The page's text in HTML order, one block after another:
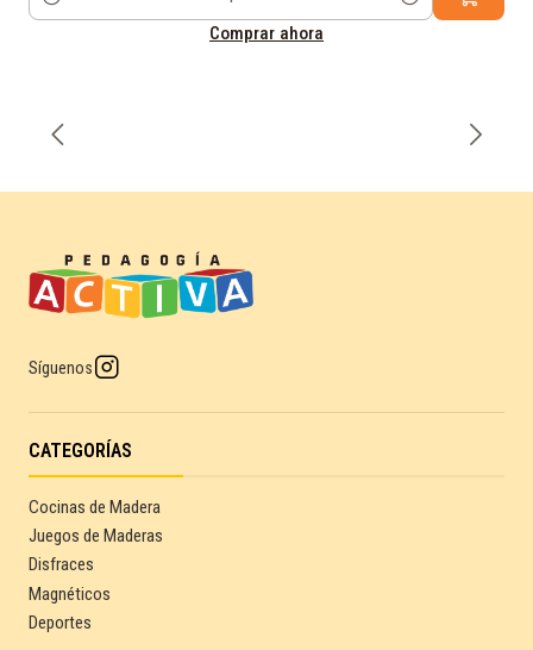
Cantidad
Comprar ahora
Síguenos
CATEGORÍAS
Cocinas de Madera
Juegos de Maderas
Disfraces
Magnéticos
Deportes